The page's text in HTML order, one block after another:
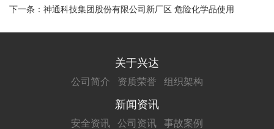
下一条：神通科技集团股份有限公司新厂区 危险化学品使用
关于兴达
公司简介 资质荣誉 组织架构
新闻资讯
安全资讯 公司资讯 事故案例